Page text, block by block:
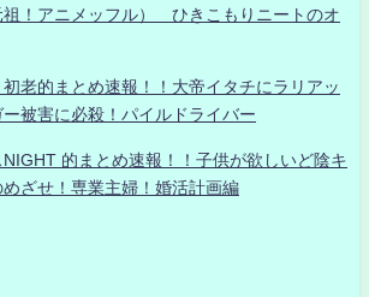
祖！アニメッフル） ひきこもりニートのオ
老的まとめ速報！！大帝イタチにラリアッ
ー被害に必殺！パイルドライバー
的まとめ速報！！子供が欲しいど陰キ
ざせ！専業主婦！婚活計画編